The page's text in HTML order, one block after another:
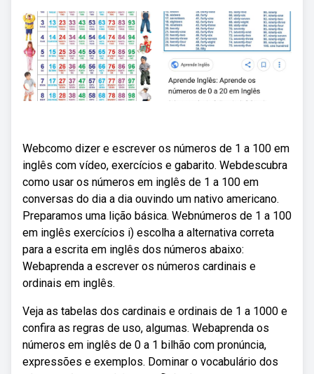
Webcomo dizer e escrever os números de 1 a 100 em
inglês com vídeo, exercícios e gabarito. Webdescubra
como usar os números em inglês de 1 a 100 em
conversas do dia a dia ouvindo um nativo americano.
Preparamos uma lição básica. Webnúmeros de 1 a 100
em inglês exercícios i) escolha a alternativa correta
para a escrita em inglês dos números abaixo:
Webaprenda a escrever os números cardinais e
ordinais em inglês.
Veja as tabelas dos cardinais e ordinais de 1 a 1000 e
confira as regras de uso, algumas. Webaprenda os
números em inglês de 0 a 1 bilhão com pronúncia,
expressões e exemplos. Dominar o vocabulário dos